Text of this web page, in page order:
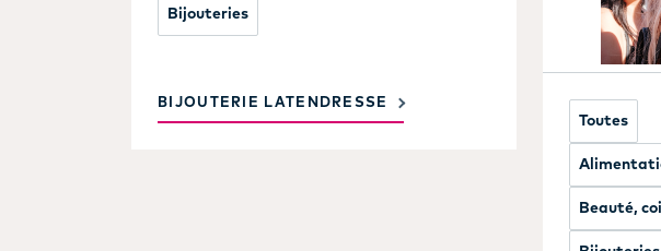
Bijouteries
BIJOUTERIE LATENDRESSE
Toutes
Beauté,